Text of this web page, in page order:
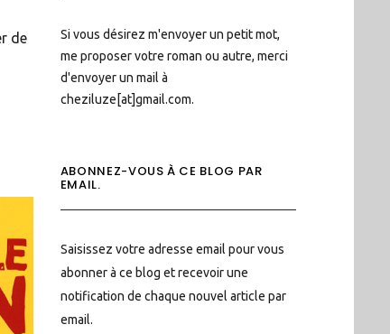
de
Si vous désirez m'envoyer un petit mot,
me proposer votre roman ou autre, merci
d'envoyer un mail à
cheziluze[at]gmail.com.
ABONNEZ-VOUS À CE BLOG PAR
EMAIL.
Saisissez votre adresse email pour vous
abonner à ce blog et recevoir une
notification de chaque nouvel article par
email.